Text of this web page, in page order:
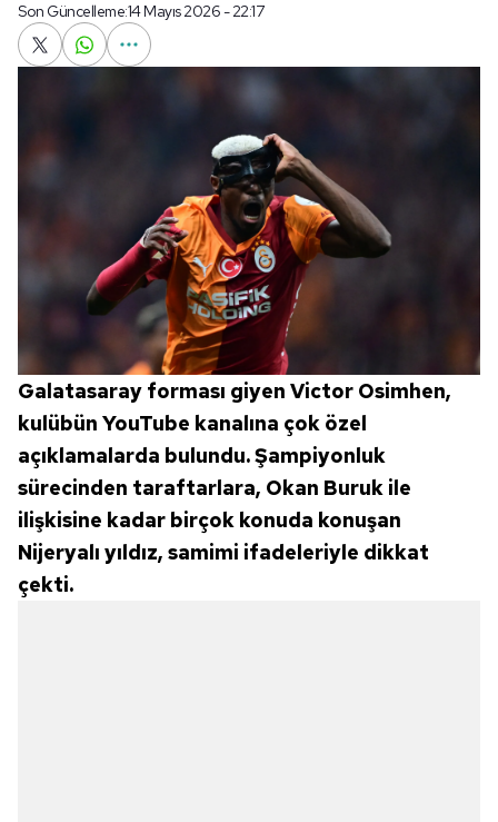
Son Güncelleme:14 Mayıs 2026 - 22:17
Galatasaray forması giyen Victor Osimhen,
kulübün YouTube kanalına çok özel
açıklamalarda bulundu. Şampiyonluk
sürecinden taraftarlara, Okan Buruk ile
ilişkisine kadar birçok konuda konuşan
Nijeryalı yıldız, samimi ifadeleriyle dikkat
çekti.